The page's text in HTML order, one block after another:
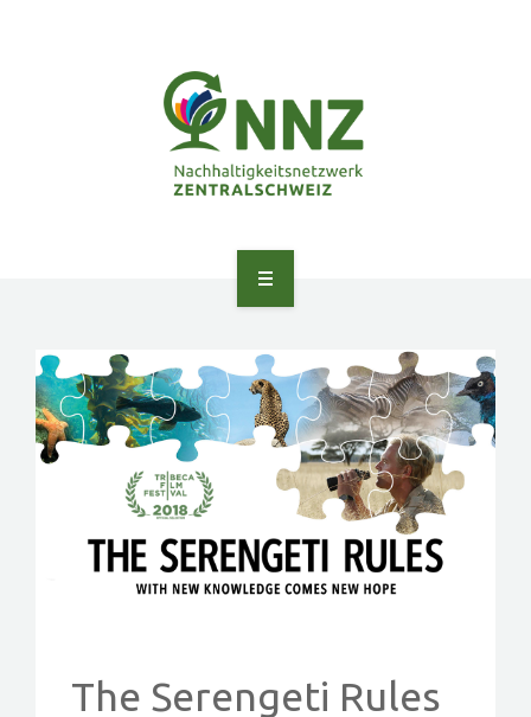
ÜBER UNS
NETZWERK
PEER LEARNING
PROJEKTE
The Serengeti Rules